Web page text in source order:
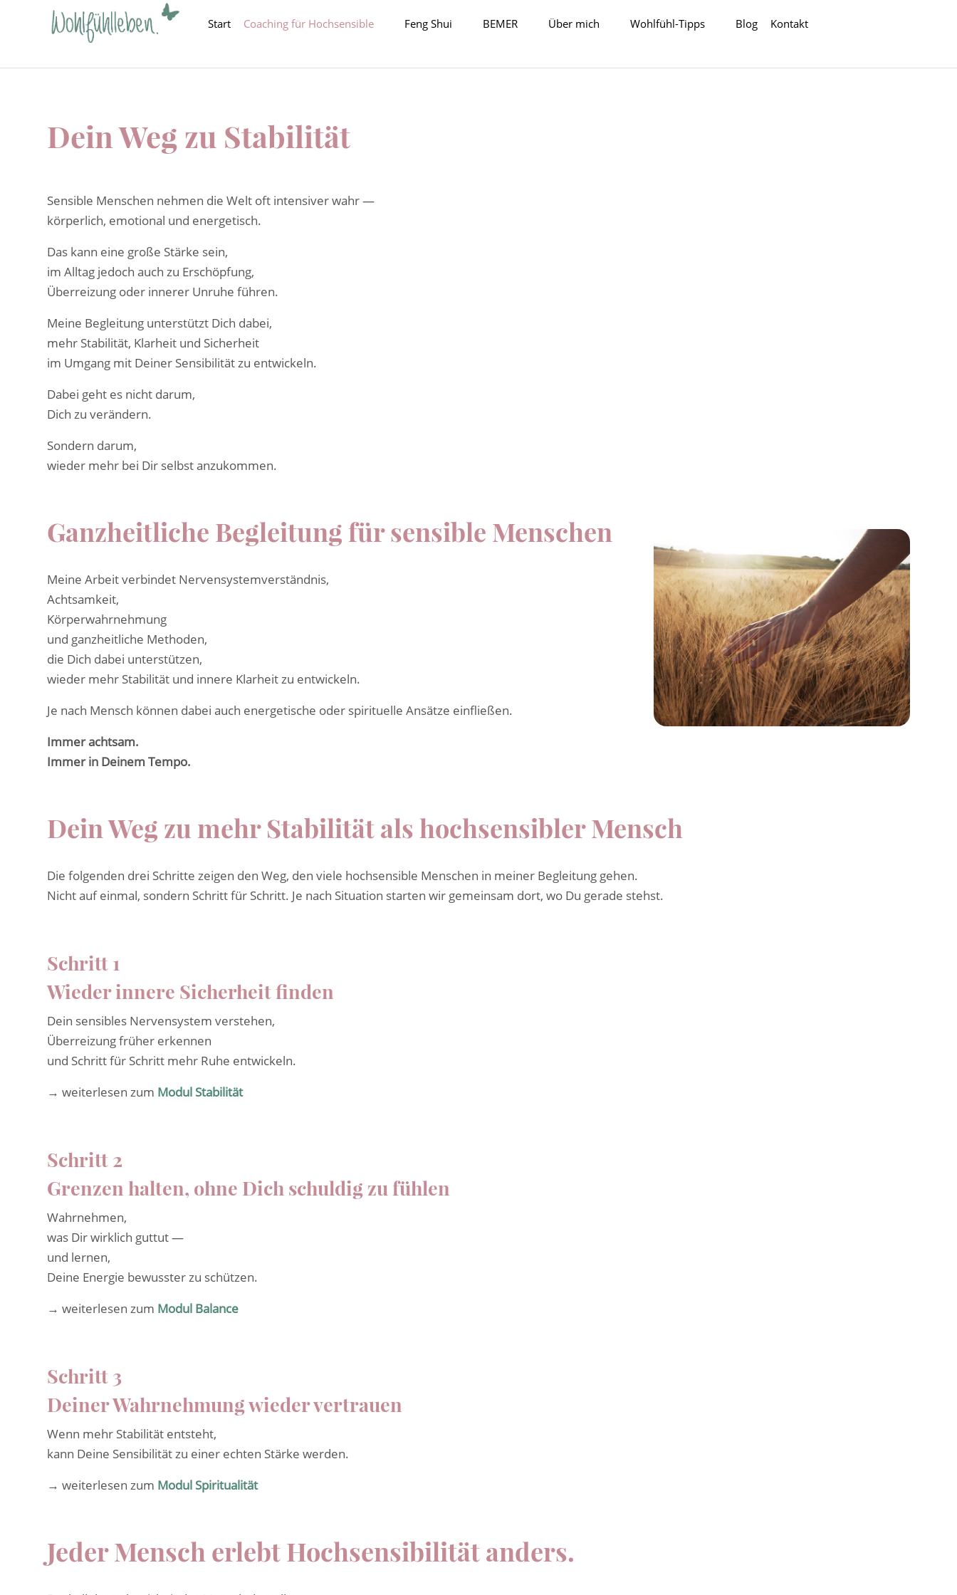
Start Coaching für Hochsensible Feng Shui BEMER Über mich Wohlfühl-Tipps Blog Kontakt
Dein Weg zu Stabilität
Sensible Menschen nehmen die Welt oft intensiver wahr —
körperlich, emotional und energetisch.
Das kann eine große Stärke sein,
im Alltag jedoch auch zu Erschöpfung,
Überreizung oder innerer Unruhe führen.
Meine Begleitung unterstützt Dich dabei,
mehr Stabilität, Klarheit und Sicherheit
im Umgang mit Deiner Sensibilität zu entwickeln.
Dabei geht es nicht darum,
Dich zu verändern.
Sondern darum,
wieder mehr bei Dir selbst anzukommen.
Ganzheitliche Begleitung für sensible Menschen
Meine Arbeit verbindet Nervensystemverständnis,
Achtsamkeit,
Körperwahrnehmung
und ganzheitliche Methoden,
die Dich dabei unterstützen,
wieder mehr Stabilität und innere Klarheit zu entwickeln.
Je nach Mensch können dabei auch energetische oder spirituelle Ansätze einfließen.
Immer achtsam.
Immer in Deinem Tempo.
Dein Weg zu mehr Stabilität als hochsensibler Mensch
Die folgenden drei Schritte zeigen den Weg, den viele hochsensible Menschen in meiner Begleitung gehen.
Nicht auf einmal, sondern Schritt für Schritt. Je nach Situation starten wir gemeinsam dort, wo Du gerade stehst.
Schritt 1
Wieder innere Sicherheit finden
Dein sensibles Nervensystem verstehen,
Überreizung früher erkennen
und Schritt für Schritt mehr Ruhe entwickeln.
→ weiterlesen zum Modul Stabilität
Schritt 2
Grenzen halten, ohne Dich schuldig zu fühlen
Wahrnehmen,
was Dir wirklich guttut —
und lernen,
Deine Energie bewusster zu schützen.
→ weiterlesen zum Modul Balance
Schritt 3
Deiner Wahrnehmung wieder vertrauen
Wenn mehr Stabilität entsteht,
kann Deine Sensibilität zu einer echten Stärke werden.
→ weiterlesen zum Modul Spiritualität
Jeder Mensch erlebt Hochsensibilität anders.